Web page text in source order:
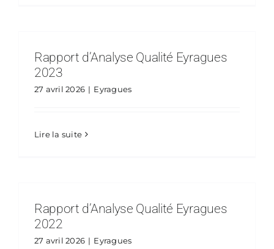
Rapport d’Analyse Qualité Eyragues
2023
27 avril 2026 | Eyragues
Lire la suite
Rapport d’Analyse Qualité Eyragues
2022
27 avril 2026 | Eyragues